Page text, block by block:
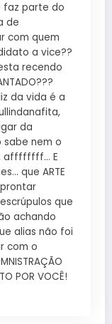
faz parte do
de
com quem
a vice??
recendo
da vida é a
da
nem o
affffffff… E
que ARTE
que
achando
alias não foi
com o
POR VOCÊ!